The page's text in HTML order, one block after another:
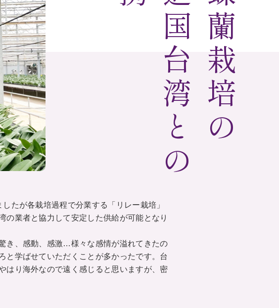
胡蝶蘭栽培の
先進国台湾との
たが各栽培過程で分業する「リレー栽培」
の業者と協力して安定した供給が可能となり
き、感動、感激…様々な感情が溢れてきたの
と学ばせていただくことが多かったです。台
はり海外なので遠く感じると思いますが、密